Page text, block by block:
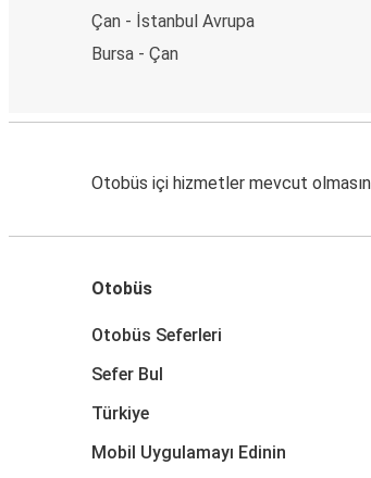
Çan - İstanbul Avrupa
Bursa - Çan
Otobüs içi hizmetler mevcut
Otobüs
Otobüs Seferleri
Sefer Bul
Türkiye
Mobil Uygulamayı Edinin